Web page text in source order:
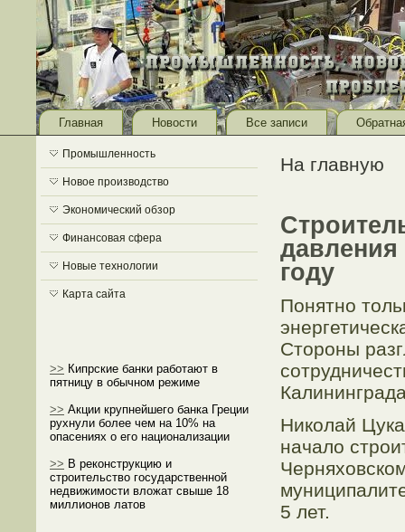
Главная Новости Все записи
Промышленность
Новое производство
Экономический обзор
Финансовая сфера
Новые технологии
Карта сайта
>> Кипрские банки работают в
пятницу в обычном режиме
>> Акции крупнейшего банка Греции
рухнули более чем на 10% на
опасениях о его национализации
>> В реконструкцию и
строительство государственной
недвижимости вложат свыше 18
миллионов латов
На главную
давления
году
Понятно
Стороны
Николай
начало
5 лет.